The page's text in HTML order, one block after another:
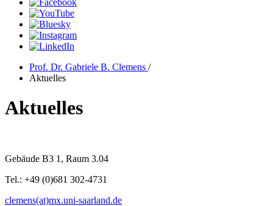
Prof. Dr. Gabriele B. Clemens /
Aktuelles
Aktuelles
Gebäude B3 1, Raum 3.04
Tel.: +49 (0)681 302-4731
clemens(at)mx.uni-saarland.de